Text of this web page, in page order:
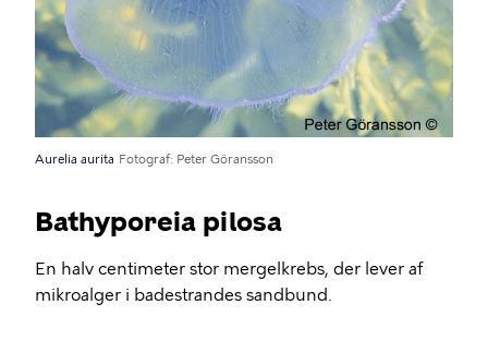
Aurelia aurita Fotograf Peter Göransson
Bathyporeia pilosa
En halv centimeter stor mergelkrebs, der lever af
mikroalger i badestrandes sandbund.